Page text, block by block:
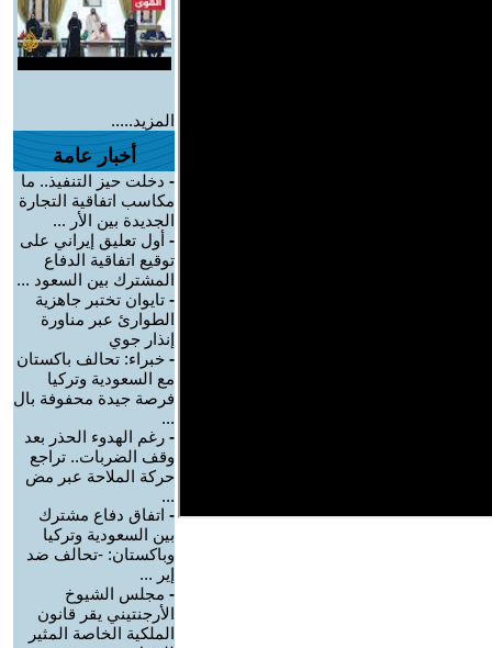
المزيد.....
أخبار عامة
- دخلت حيز التنفيذ.. ما
مكاسب اتفاقية التجارة
الجديدة بين الأر ...
- أول تعليق إيراني على
توقيع اتفاقية الدفاع
المشترك بين السعود ...
- تايوان تختبر جاهزية
الطوارئ عبر مناورة
إنذار جوي
- خبراء: تحالف باكستان
مع السعودية وتركيا
فرصة جيدة محفوفة بال
...
- رغم الهدوء الحذر بعد
وقف الضربات.. تراجع
حركة الملاحة عبر مض
...
- اتفاق دفاع مشترك
بين السعودية وتركيا
وباكستان: -تحالف ضد
إير ...
- مجلس الشيوخ
الأرجنتيني يقر قانون
الملكية الخاصة المثير